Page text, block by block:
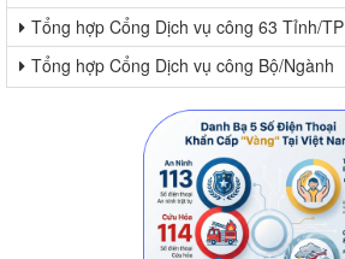
Tổng hợp Cổng Dịch vụ công 63 Tỉnh/TP
Tổng hợp Cổng Dịch vụ công Bộ/Ngành